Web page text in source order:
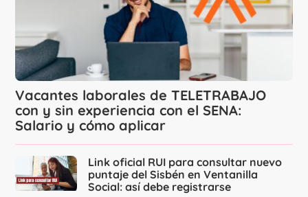
Vacantes laborales de TELETRABAJO
con y sin experiencia con el SENA:
Salario y cómo aplicar
Link oficial RUI para consultar nuevo
puntaje del Sisbén en Ventanilla
Social: así debe registrarse